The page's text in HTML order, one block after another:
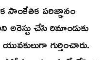
సాంకేతిక పరిజ్ఞానం
చేసి రిమాండుకు
గుర్తించారు.